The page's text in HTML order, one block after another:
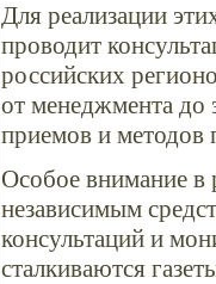
Для реализации
проводит
российских
от менеджмента до
приемов и методов
Особое внимание в
независимым
консультаций и
сталкиваются